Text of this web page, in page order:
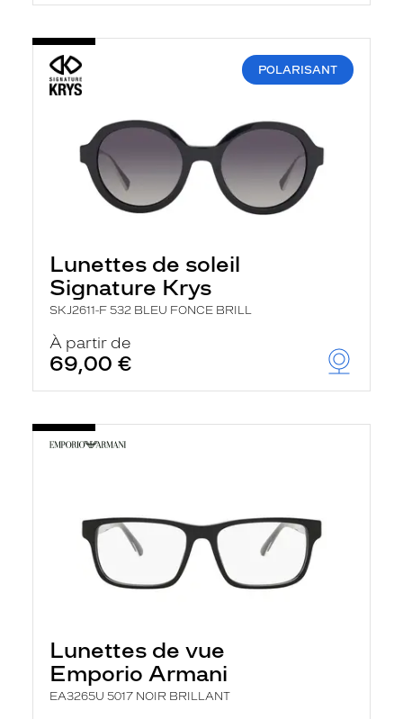
POLARISANT
Lunettes de soleil
Signature Krys
SKJ2611-F 532 BLEU FONCE BRILL
À partir de
69,00 €
Lunettes de vue
Emporio Armani
EA3265U 5017 NOIR BRILLANT